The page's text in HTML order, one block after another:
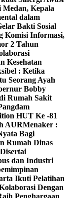
Kepala
dalam
Bakti Sosial
Komisi Informasi,
2 Tahun
Kesehatan
: Ketika
Seorang Ayah
Bobby
Rumah Sakit
HUT Ke -81
AURMenaker :
Bagi
Rumah Dinas
dan Industri
Ikuti Pelatihan
Dengan
Penghargaan